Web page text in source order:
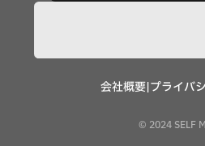
会社概要|プライバ
© 2024 SELF